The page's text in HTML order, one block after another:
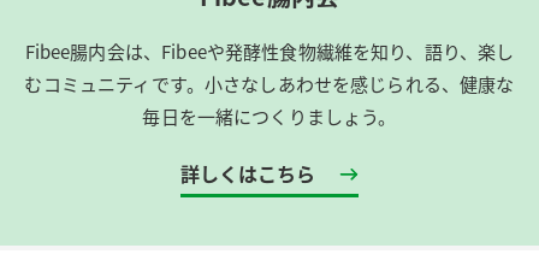
Fibee腸内会は、​Fibeeや発酵性食物繊維を知り、語り、楽し
むコミュニティです。​小さなしあわせを感じられる、健康な
毎日を一緒につくりましょう。
詳しくはこちら